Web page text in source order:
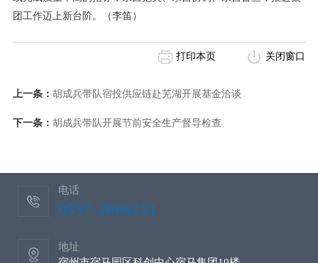
团工作迈上新台阶。（李笛）
打印本页 关闭窗口
上一条： 胡成兵带队宿投供应链赴芜湖开展基金洽谈
下一条： 胡成兵带队开展节前安全生产督导检查
电话
0557-2666151
地址